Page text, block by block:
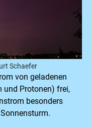
Schaefer
von geladenen
und Protonen) frei,
besonders